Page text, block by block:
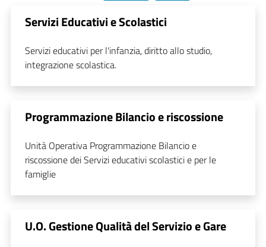
Servizi Educativi e Scolastici
Servizi educativi per l'infanzia, diritto allo studio,
integrazione scolastica.
Programmazione Bilancio e riscossione
Unità Operativa Programmazione Bilancio e
riscossione dei Servizi educativi scolastici e per le
famiglie
U.O. Gestione Qualità del Servizio e Gare